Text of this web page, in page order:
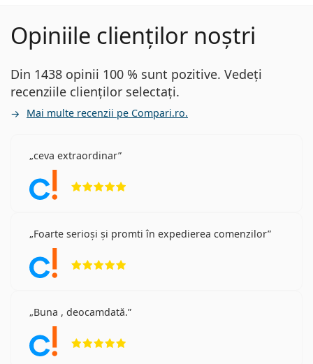
Opiniile clienților noștri
Din 1438 opinii 100 % sunt pozitive. Vedeți
recenziile clienților selectați.
Mai multe recenzii pe Compari.ro.
ceva extraordinar
Foarte serioși și promti în expedierea comenzilor
Buna , deocamdată.